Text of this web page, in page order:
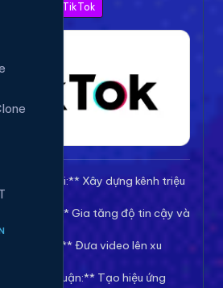
Bảng Giá TikTok
Theo dõi:** Xây dựng kênh triệu
Video:** Gia tăng độ tin cậy và
Lượt xem:** Đưa video lên xu
Bình luận:** Tạo hiệu ứng